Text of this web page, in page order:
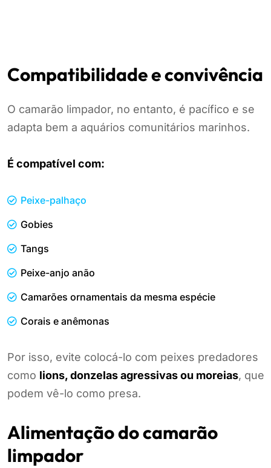
Compatibilidade e convivência
O camarão limpador, no entanto, é pacífico e se
adapta bem a aquários comunitários marinhos.
É compatível com:
Peixe-palhaço
Gobies
Tangs
Peixe-anjo anão
Camarões ornamentais da mesma espécie
Corais e anêmonas
Por isso, evite colocá-lo com peixes predadores
como lions, donzelas agressivas ou moreias, que
podem vê-lo como presa.
Alimentação do camarão
limpador